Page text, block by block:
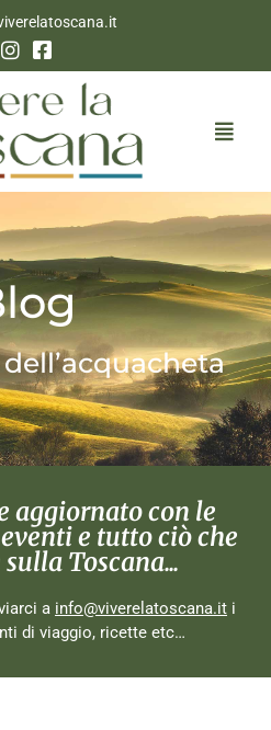
aggiornato con le
e tutto ciò che
Toscana...
a info@viverelatoscana.it i
di viaggio, ricette etc…